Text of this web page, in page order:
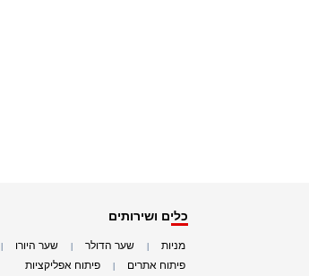
כלים ושירותים
מניות שער הדולר שער היורו
פיתוח אתרים פיתוח אפליקציות